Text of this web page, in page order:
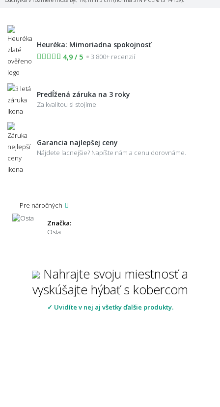
Heuréka: Mimoriadna spokojnosť
4,9 / 5
3 800+ recenzií
Predĺžená záruka na 3 roky
Za kvalitou si stojíme
Garancia najlepšej ceny
Nájdete lacnejšie? Napíšte nám a cenu dorovnáme.
Pre náročných
Značka:
Osta
Nahrajte svoju miestnosť a
vyskúšajte hýbať s kobercom
✓ Uvidíte v nej aj všetky ďalšie produkty.